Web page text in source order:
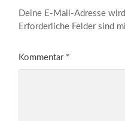
Deine E-Mail-Adresse
Erforderliche Felder sind
Kommentar *